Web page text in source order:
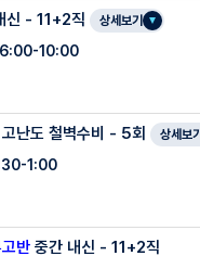
신 - 11+2직 상세보기
10:00
난도 철벽수비 - 5회 상세보기
1:00
반 중간 내신 - 11+2직